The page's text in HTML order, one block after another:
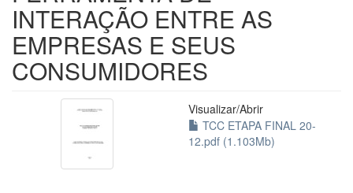
INTERAÇÃO ENTRE AS
EMPRESAS E SEUS
CONSUMIDORES
Visualizar/Abrir
TCC ETAPA FINAL 20-
12.pdf (1.103Mb)